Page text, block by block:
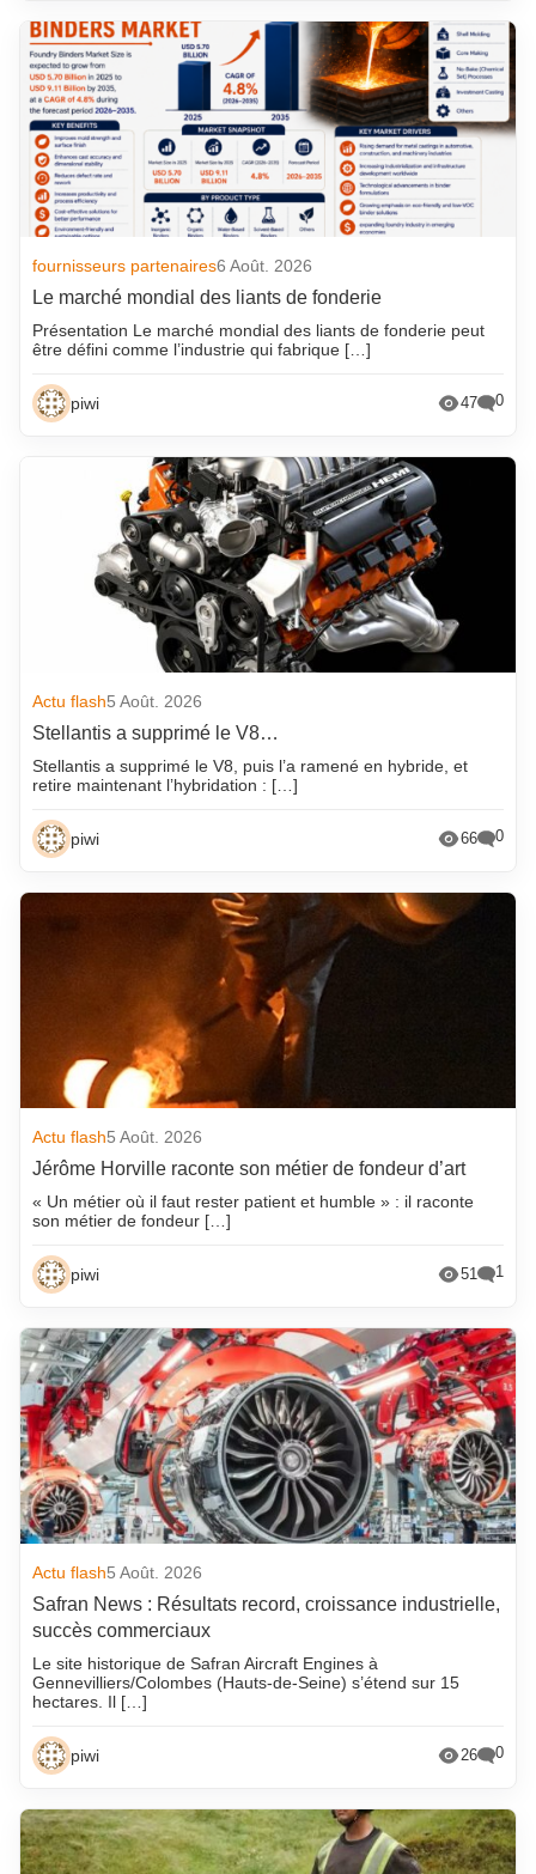
fournisseurs partenaires6 Août. 2026
Le marché mondial des liants de fonderie
Présentation Le marché mondial des liants de fonderie peut
être défini comme l’industrie qui fabrique […]
piwi 47 0
Actu flash5 Août. 2026
Stellantis a supprimé le V8…
Stellantis a supprimé le V8, puis l’a ramené en hybride, et
retire maintenant l’hybridation : […]
piwi 66 0
Actu flash5 Août. 2026
Jérôme Horville raconte son métier de fondeur d’art
« Un métier où il faut rester patient et humble » : il raconte
son métier de fondeur […]
piwi 51 1
Actu flash5 Août. 2026
Safran News : Résultats record, croissance industrielle,
succès commerciaux
Le site historique de Safran Aircraft Engines à
Gennevilliers/Colombes (Hauts-de-Seine) s’étend sur 15
hectares. Il […]
piwi 26 0